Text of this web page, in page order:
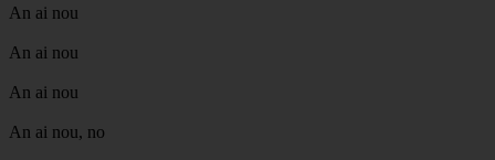
An ai nou
An ai nou
An ai nou
An ai nou, no